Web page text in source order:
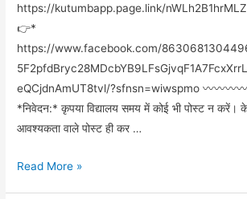
https://kutumbapp.page.link/
👉*
https://www.facebook.com/
eQCjdnAmUT8tvl/?sfnsn=wiwspmo 〰️〰️〰️
*निवेदन:* कृपया विद्यालय समय में कोई भी पोस्ट न करें।
आवश्यकता वाले पोस्ट ही कर …
Read More »